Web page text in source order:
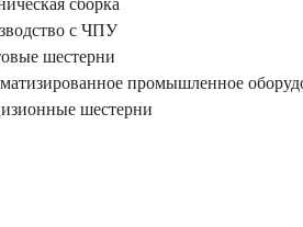
сборка
с ЧПУ
шестерни
промышленное
шестерни